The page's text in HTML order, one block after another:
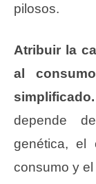
pilosos.
Atribuir la
al
simplificado.
depende
genética, el
consumo y